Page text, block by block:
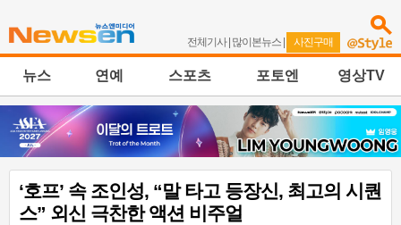
전체기사| 많이본뉴스 | 사진구매
뉴스 연예 스포츠 포토엔 영상TV
‘호프’ 속 조인성, “말 타고 등장신, 최고의 시퀀
스” 외신 극찬한 액션 비주얼